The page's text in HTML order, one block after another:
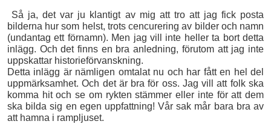
Så ja, det var ju klantigt av mig att tro att jag fick posta
bilderna hur som helst, trots cencurering av bilder och namn
(undantag ett förnamn). Men jag vill inte heller ta bort detta
inlägg. Och det finns en bra anledning, förutom att jag inte
uppskattar historieförvanskning.
Detta inlägg är nämligen omtalat nu och har fått en hel del
uppmärksamhet. Och det är bra för oss. Jag vill att folk ska
komma hit och se om rykten stämmer eller inte för att dem
ska bilda sig en egen uppfattning! Vår sak mår bara bra av
att hamna i rampljuset.